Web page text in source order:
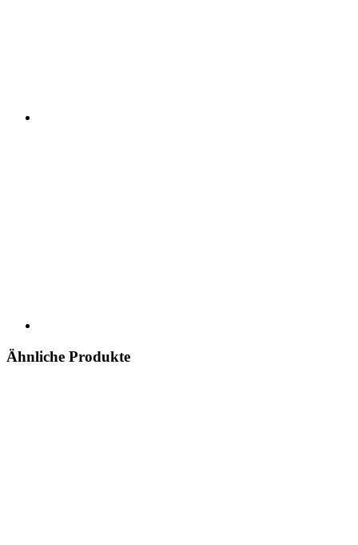
Ähnliche Produkte